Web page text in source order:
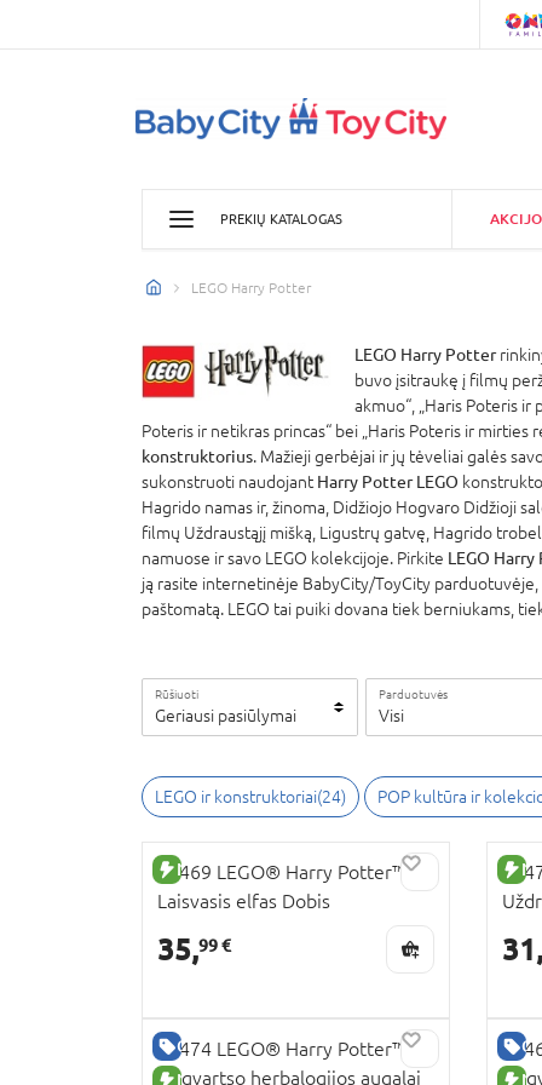
PREKIŲ KATALOGAS
LEGO Harry Potter
LEGO Harry Potter
buvo įsitraukę į filmų
akmuo“, „Haris Poteris ir
Poteris ir netikras princas“ bei „Haris Poteris ir
konstruktorius. Mažieji gerbėjai ir jų tėveliai galės
sukonstruoti naudojant Harry Potter LEGO
Hagrido namas ir, žinoma, Didžiojo Hogvaro Didžioji
filmų Uždraustąjį mišką, Ligustrų gatvę, Hagrido
namuose ir savo LEGO kolekcijoje. Pirkite LEGO
ją rasite internetinėje BabyCity/ToyCity
paštomatą. LEGO tai puiki dovana tiek berniukams,
Rūšiuoti
Geriausi pasiūlymai
Parduotuvės
Visi
LEGO ir konstruktoriai(24) POP kultūra ir
NAUJA PREKĖ
76469 LEGO® Harry Potter™
Laisvasis elfas Dobis
35,99 € 31,
GERA KAINA
NAUJA PREKĖ
76474 LEGO® Harry Potter™
Hogvartso herbalogijos augalai